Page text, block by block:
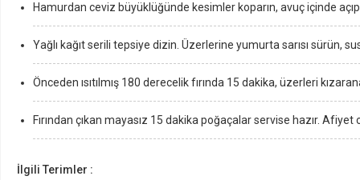
Hamurdan ceviz büyüklüğünde kesimler koparın, avuç içinde
Yağlı kağıt serili tepsiye dizin. Üzerlerine yumurta sarısı sürün,
Önceden ısıtılmış 180 derecelik fırında 15 dakika, üzerleri
Fırından çıkan mayasız 15 dakika poğaçalar servise hazır. Afiyet
İlgili Terimler :